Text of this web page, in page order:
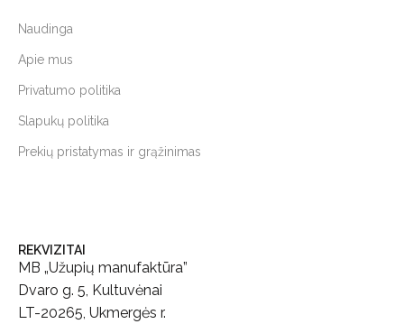
Naudinga
Apie mus
Privatumo politika
Slapukų politika
Prekių pristatymas ir grąžinimas
REKVIZITAI
MB „Užupių manufaktūra”
Dvaro g. 5, Kultuvėnai
LT-20265, Ukmergės r.